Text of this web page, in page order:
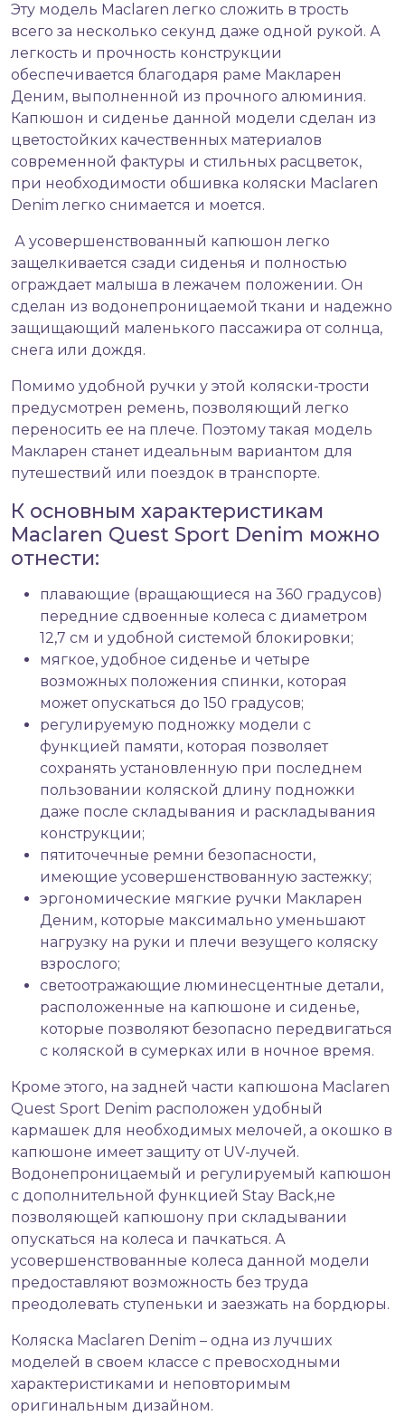
Эту модель Maclaren легко сложить в трость
всего за несколько секунд даже одной рукой. А
легкость и прочность конструкции
обеспечивается благодаря раме Макларен
Деним, выполненной из прочного алюминия.
Капюшон и сиденье данной модели сделан из
цветостойких качественных материалов
современной фактуры и стильных расцветок,
при необходимости обшивка коляски Maclaren
Denim легко снимается и моется.
А усовершенствованный капюшон легко
защелкивается сзади сиденья и полностью
ограждает малыша в лежачем положении. Он
сделан из водонепроницаемой ткани и надежно
защищающий маленького пассажира от солнца,
снега или дождя.
Помимо удобной ручки у этой коляски-трости
предусмотрен ремень, позволяющий легко
переносить ее на плече. Поэтому такая модель
Макларен станет идеальным вариантом для
путешествий или поездок в транспорте.
К основным характеристикам
Maclaren Quest Sport Denim можно
отнести:
плавающие (вращающиеся на 360 градусов)
передние сдвоенные колеса с диаметром
12,7 см и удобной системой блокировки;
мягкое, удобное сиденье и четыре
возможных положения спинки, которая
может опускаться до 150 градусов;
регулируемую подножку модели с
функцией памяти, которая позволяет
сохранять установленную при последнем
пользовании коляской длину подножки
даже после складывания и раскладывания
конструкции;
пятиточечные ремни безопасности,
имеющие усовершенствованную застежку;
эргономические мягкие ручки Макларен
Деним, которые максимально уменьшают
нагрузку на руки и плечи везущего коляску
взрослого;
светоотражающие люминесцентные детали,
расположенные на капюшоне и сиденье,
которые позволяют безопасно передвигаться
с коляской в сумерках или в ночное время.
Кроме этого, на задней части капюшона Maclaren
Quest Sport Denim расположен удобный
кармашек для необходимых мелочей, а окошко в
капюшоне имеет защиту от UV-лучей.
Водонепроницаемый и регулируемый капюшон
с дополнительной функцией Stay Back,не
позволяющей капюшону при складывании
опускаться на колеса и пачкаться. А
усовершенствованные колеса данной модели
предоставляют возможность без труда
преодолевать ступеньки и заезжать на бордюры.
Коляска Maclaren Denim – одна из лучших
моделей в своем классе с превосходными
характеристиками и неповторимым
оригинальным дизайном.